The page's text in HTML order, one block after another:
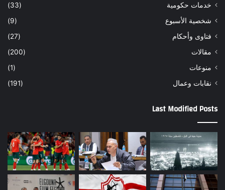
خدمات حكومية
(33)
شخصية الأسبوع
(9)
فتاوى وأحكام
(27)
مقالات
(200)
منوعات
(1)
نقابات وعمال
(191)
Last Modified Posts